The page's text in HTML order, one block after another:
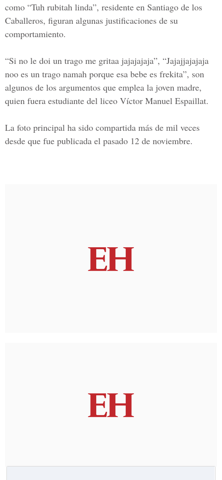
como “Tuh rubitah linda”, residente en Santiago de los
Caballeros, figuran algunas justificaciones de su
comportamiento.
“Si no le doi un trago me gritaa jajajajaja”, “Jajajjajajaja
noo es un trago namah porque esa bebe es frekita”, son
algunos de los argumentos que emplea la joven madre,
quien fuera estudiante del liceo Víctor Manuel Espaillat.
La foto principal ha sido compartida más de mil veces
desde que fue publicada el pasado 12 de noviembre.